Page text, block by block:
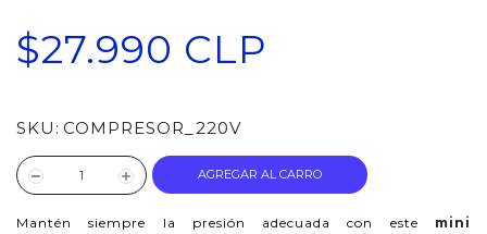
$27.990 CLP
SKU: COMPRESOR_220V
AGREGAR AL CARRO
Mantén siempre la presión adecuada con este mini